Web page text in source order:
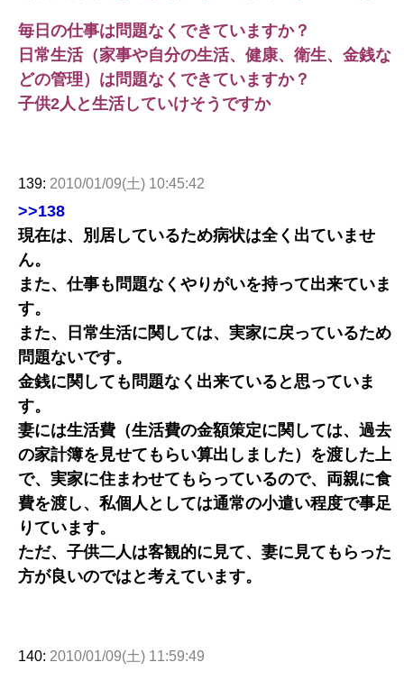
毎日の仕事は問題なくできていますか？
日常生活（家事や自分の生活、健康、衛生、金銭な
どの管理）は問題なくできていますか？
子供2人と生活していけそうですか
139: 2010/01/09(土) 10:45:42
>>138
現在は、別居しているため病状は全く出ていませ
ん。
また、仕事も問題なくやりがいを持って出来ていま
す。
また、日常生活に関しては、実家に戻っているため
問題ないです。
金銭に関しても問題なく出来ていると思っていま
す。
妻には生活費（生活費の金額策定に関しては、過去
の家計簿を見せてもらい算出しました）を渡した上
で、実家に住まわせてもらっているので、両親に食
費を渡し、私個人としては通常の小遣い程度で事足
りています。
ただ、子供二人は客観的に見て、妻に見てもらった
方が良いのではと考えています。
140: 2010/01/09(土) 11:59:49